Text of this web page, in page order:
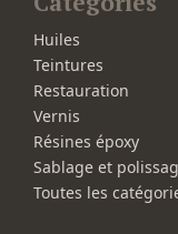
Huiles
Teintures
Restauration
Vernis
Résines époxy
Sablage et
Toutes les